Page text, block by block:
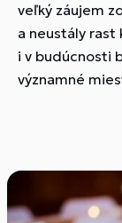
veľký záujem
a neustály rast
i v budúcnosti
významné